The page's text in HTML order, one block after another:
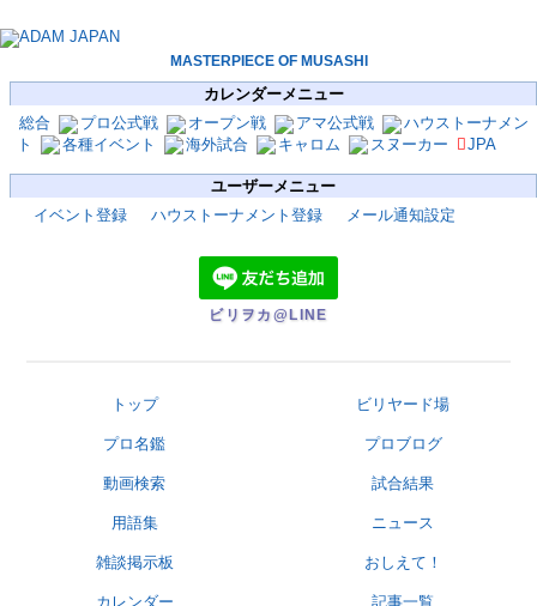
MASTERPIECE OF MUSASHI
カレンダーメニュー
総合
プロ公式戦 オープン戦 アマ公式戦
ハウストーナメン
ト
各種イベント 海外試合 キャロム スヌーカー JPA
ユーザーメニュー
イベント登録
ハウストーナメント登録 メール通知設定
ビリヲカ@LINE
トップ ビリヤード場
プロ名鑑 プロブログ
動画検索 試合結果
用語集 ニュース
雑談掲示板 おしえて！
カレンダー 記事一覧